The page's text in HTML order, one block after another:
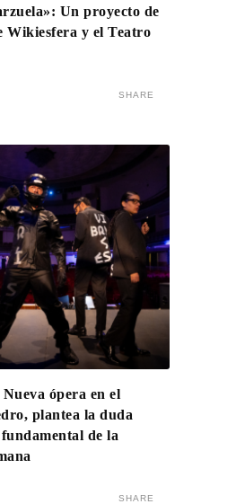
Un proyecto de
Wikiesfera y el Teatro
SHARE
ópera en el
plantea la duda
de la
SHARE